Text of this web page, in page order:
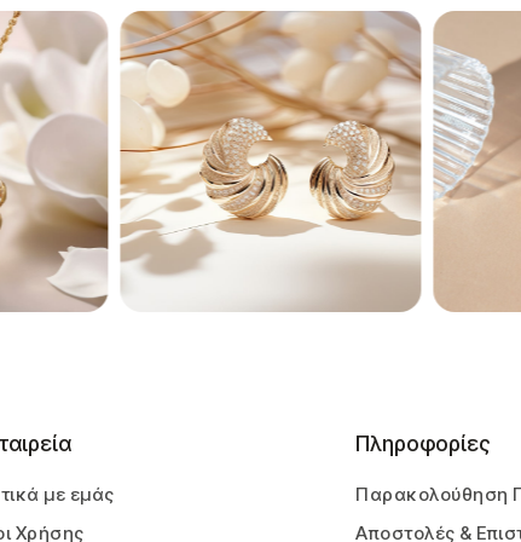
με εμάς
Χρήσης
Πληροφορίες
Παρακολούθηση
Αποστολές &